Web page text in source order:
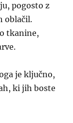
pogosto z
oblačil.
tkanine,
je ključno,
ki jih boste